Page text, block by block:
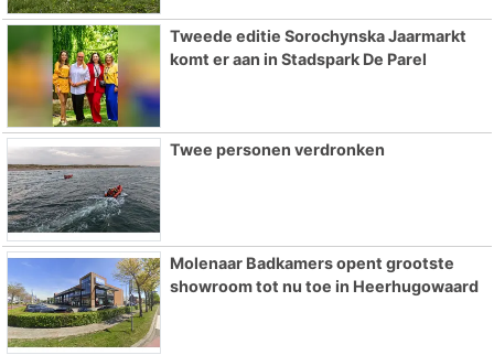
Tweede editie Sorochynska Jaarmarkt
komt er aan in Stadspark De Parel
Twee personen verdronken
Molenaar Badkamers opent grootste
showroom tot nu toe in Heerhugowaard